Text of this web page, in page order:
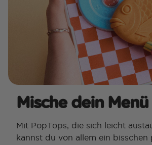
Mische dein Menü
Mit PopTops, die sich leicht
kannst du von allem ein bisschen